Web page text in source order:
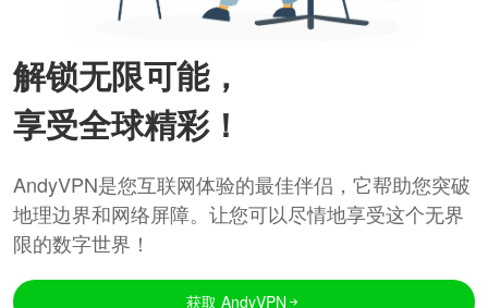
解锁无限可能，
享受全球精彩！
AndyVPN是您互联网体验的最佳伴侣，它帮助您突破
地理边界和网络屏障。让您可以尽情地享受这个无界
限的数字世界！
获取 AndyVPN